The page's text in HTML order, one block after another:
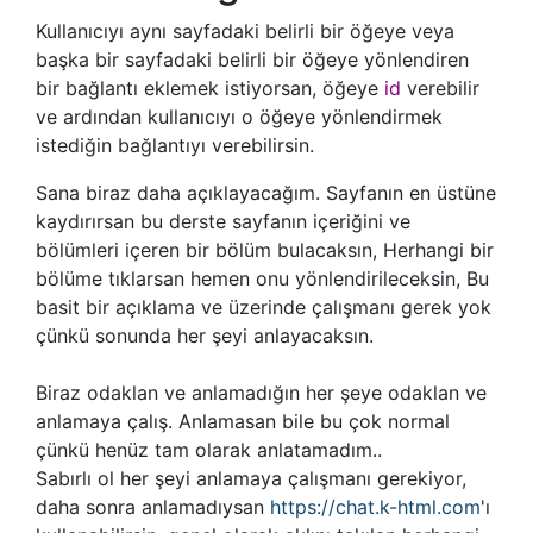
Kullanıcıyı aynı sayfadaki belirli bir öğeye veya
başka bir sayfadaki belirli bir öğeye yönlendiren
bir bağlantı eklemek istiyorsan, öğeye id verebilir
ve ardından kullanıcıyı o öğeye yönlendirmek
istediğin bağlantıyı verebilirsin.
Sana biraz daha açıklayacağım. Sayfanın en üstüne
kaydırırsan bu derste sayfanın içeriğini ve
bölümleri içeren bir bölüm bulacaksın, Herhangi bir
bölüme tıklarsan hemen onu yönlendirileceksin, Bu
basit bir açıklama ve üzerinde çalışmanı gerek yok
çünkü sonunda her şeyi anlayacaksın.
Biraz odaklan ve anlamadığın her şeye odaklan ve
anlamaya çalış. Anlamasan bile bu çok normal
çünkü henüz tam olarak anlatamadım..
Sabırlı ol her şeyi anlamaya çalışmanı gerekiyor,
daha sonra anlamadıysan https://chat.k-html.com'ı